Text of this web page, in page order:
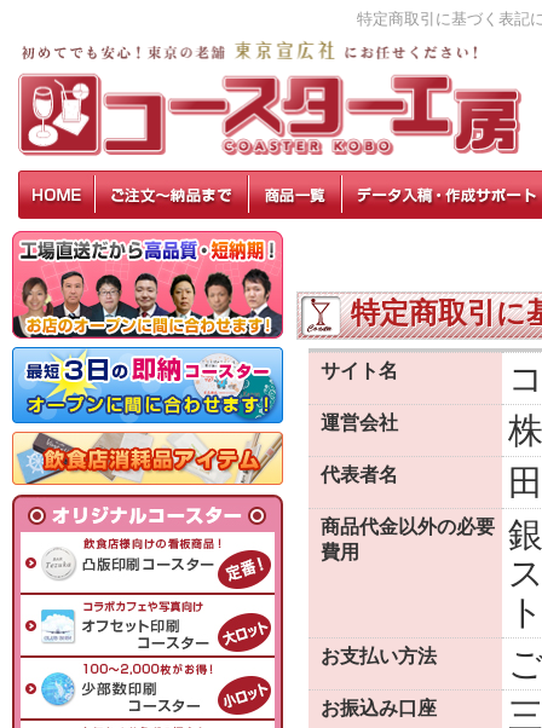
特定商取引に基づく表記
特定商取引に
サイト名
運営会社
代表者名
商品代金以外の必要
費用
お支払い方法
お振込み口座